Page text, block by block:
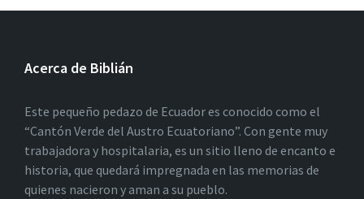
Acerca de Biblián
Este pequeño pedazo de Ecuador es conocido como el
“Cantón Verde del Austro Ecuatoriano”. Con gente muy
trabajadora y hospitalaria, es un sitio lleno de encanto e
historia, que quedará impregnada en las memorias de
quienes nacieron y aman a su pueblo.